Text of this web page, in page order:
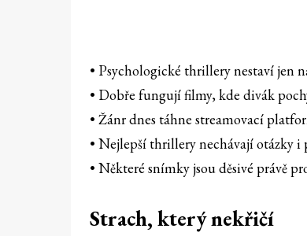
• Psychologické thrillery nestaví jen
• Dobře fungují filmy, kde divák
• Žánr dnes táhne streamovací
• Nejlepší thrillery nechávají otázky i
• Některé snímky jsou děsivé právě
Strach, který nekřičí